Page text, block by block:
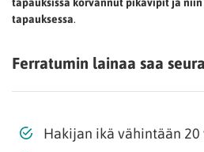
tapauksissa korvannut pikavipit ja
tapauksessa.
Ferratumin lainaa saa
Hakijan ikä vähintään 20